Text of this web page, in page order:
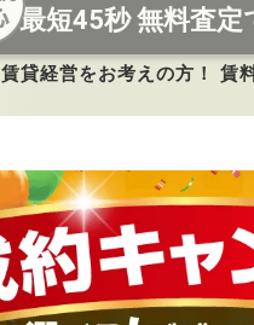
最短45秒 無料査定
賃貸経営をお考えの方！ 賃